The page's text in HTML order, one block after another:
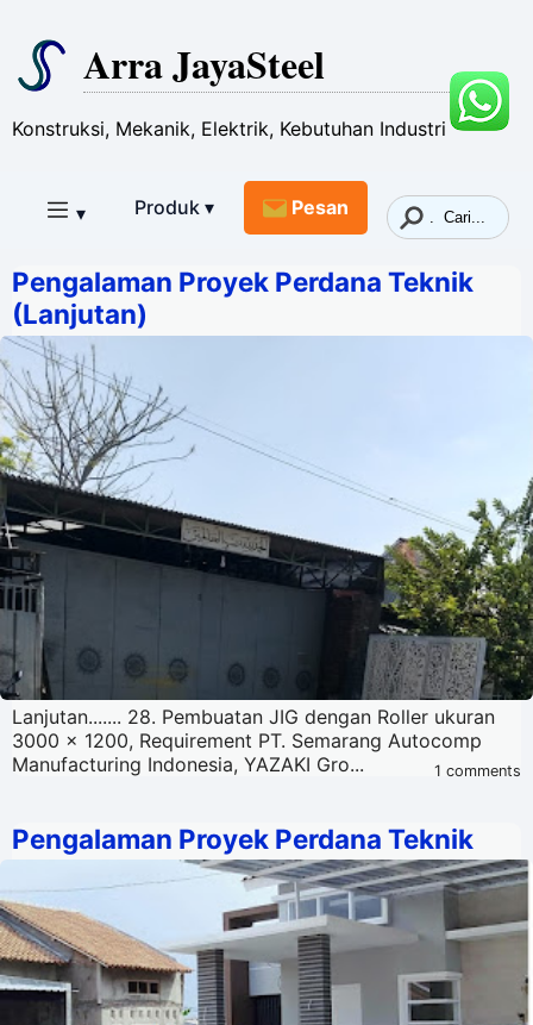
Arra JayaSteel
Konstruksi, Mekanik, Elektrik, Kebutuhan Industri
▾ Produk ▾ Pesan
Pengalaman Proyek Perdana Teknik
(Lanjutan)
Lanjutan....... 28. Pembuatan JIG dengan Roller ukuran
3000 x 1200, Requirement PT. Semarang Autocomp
Manufacturing Indonesia, YAZAKI Gro...
1 comments
Pengalaman Proyek Perdana Teknik